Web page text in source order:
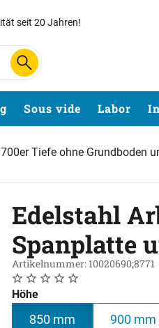
seit 20 Jahren!
Sous vide Labor
Tiefe ohne Grundboden
Edelstahl
Spanplatte
Artikelnummer: 10020690;8771
Noch keine Bewertungen
0 Bewertungen
Höhe
850 mm 900 mm